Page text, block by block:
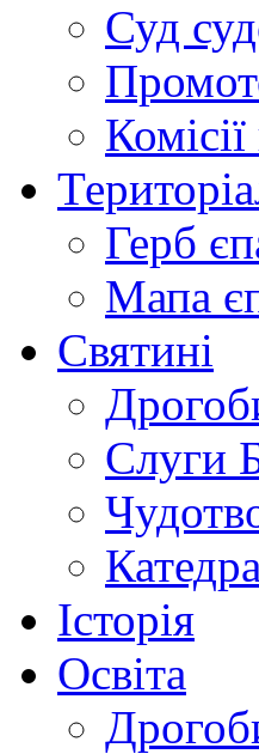
Суд
Комісії
Герб
Мапа
Святині
Слуги
Історія
Освіта